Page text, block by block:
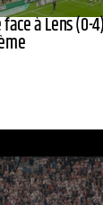
face à Lens (0-